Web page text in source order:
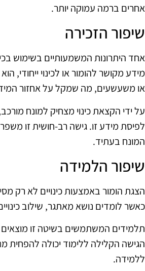
אחרים ברמה עמוקה יותר.
שיפור הזכירה
אחד היתרונות המשמעותיים בשימוש
מידע מקושר להומור או לכינוי ייחודי,
או משעשעים, מה שמקל על אחזור
על ידי הקצאת כינוי מצחיק למונח
לפיסת מידע זו. גישה רב-חושית זו
המונח בעתיד.
שיפור הלמידה
הצגת הומור באמצעות כינויים לא רק
כאשר לומדים נושא מאתגר, שילוב
תלמידים המשתמשים בשיטה זו
הגישה הקלילה ללימוד יכולה להפחית
ללמידה.